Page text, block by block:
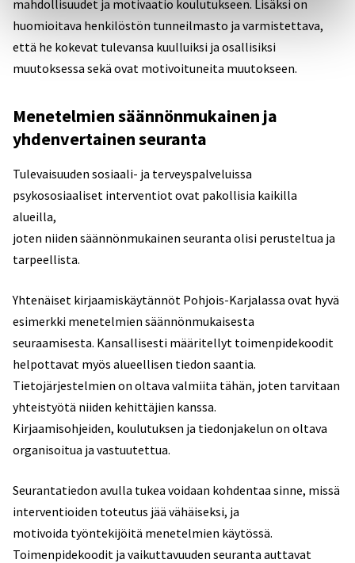
mahdollisuudet ja motivaatio koulutukseen. Lisäksi on
huomioitava henkilöstön tunneilmasto ja varmistettava,
että he kokevat tulevansa kuulluiksi ja osallisiksi
muutoksessa sekä ovat motivoituneita muutokseen.
Menetelmien säännönmukainen ja
yhdenvertainen seuranta
Tulevaisuuden sosiaali- ja terveyspalveluissa
psykososiaaliset interventiot ovat pakollisia kaikilla
alueilla,
joten niiden säännönmukainen seuranta olisi perusteltua ja
tarpeellista.
Yhtenäiset kirjaamiskäytännöt Pohjois-Karjalassa ovat hyvä
esimerkki menetelmien säännönmukaisesta
seuraamisesta. Kansallisesti määritellyt toimenpidekoodit
helpottavat myös alueellisen tiedon saantia.
Tietojärjestelmien on oltava valmiita tähän, joten tarvitaan
yhteistyötä niiden kehittäjien kanssa.
Kirjaamisohjeiden, koulutuksen ja tiedonjakelun on oltava
organisoitua ja vastuutettua.
Seurantatiedon avulla tukea voidaan kohdentaa sinne, missä
interventioiden toteutus jää vähäiseksi, ja
motivoida työntekijöitä menetelmien käytössä.
Toimenpidekoodit ja vaikuttavuuden seuranta auttavat